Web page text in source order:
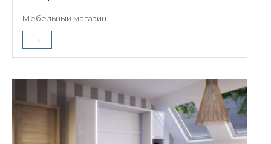
Мебельный магазин
→